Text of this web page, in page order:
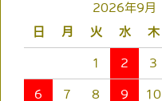
2026年9月
日
月 火 水 木
1 2 3
6 7 8 9 10